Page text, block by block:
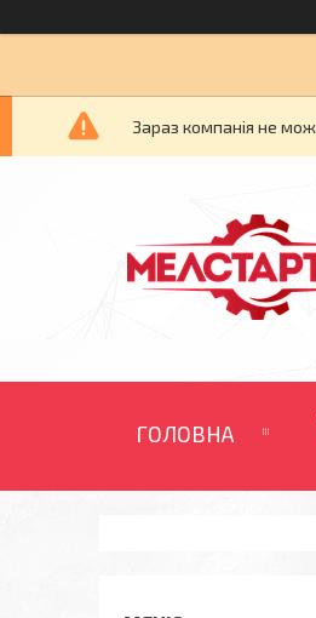
Зараз компанія не
ГОЛОВНА